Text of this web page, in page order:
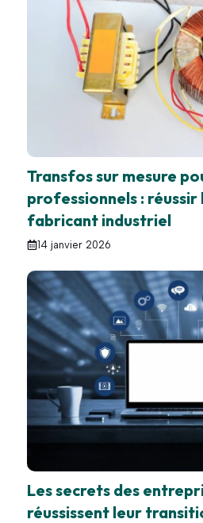
Transfos sur mesure
professionnels :
fabricant industriel
14 janvier 2026
Les secrets des
réussissent leur